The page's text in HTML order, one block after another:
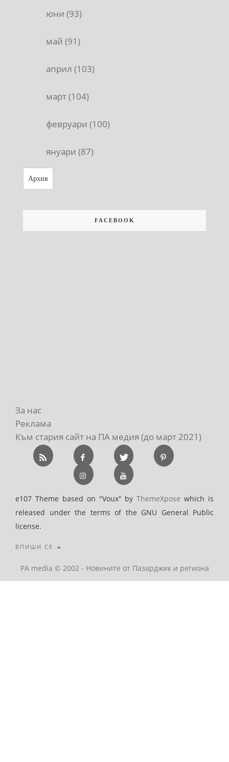
юни (93)
май (91)
април (103)
март (104)
февруари (100)
януари (87)
Архив
FACEBOOK
За нас
Реклама
Към стария сайт на ПА медия (до март 2021)
e107 Theme based on "Voux" byThemeXpose which is
released under the terms of the GNU General Public
license.
ВПИШИ СЕ
PA media © 2002 - Новините от Пазарджик и региона